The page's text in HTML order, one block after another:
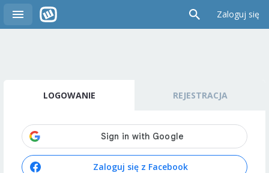
Zaloguj się
LOGOWANIE REJESTRACJA
Zaloguj się z Facebook